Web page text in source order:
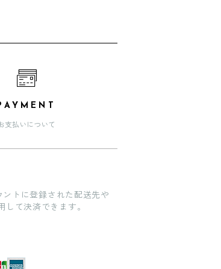
支払いについて
トに登録された配送先や
して決済できます。